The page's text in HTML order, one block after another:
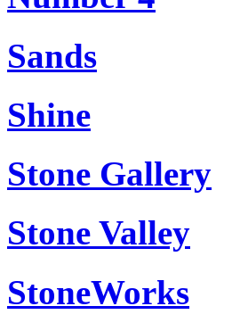
Sands
Shine
Stone Gallery
Stone Valley
StoneWorks